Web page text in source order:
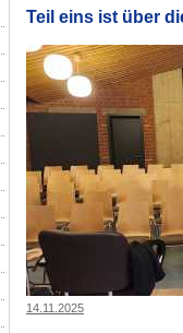
Teil eins ist über
14.11.2025